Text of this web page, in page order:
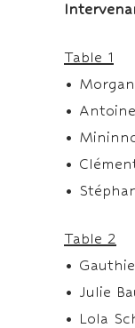
Table 1
•
•
•
•
•
Table 2
•
• Julie
• Lola